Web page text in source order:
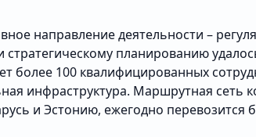
направление деятельности –
стратегическому планированию
более 100 квалифицированных
инфраструктура. Маршрутная
и Эстонию, ежегодно перевозится